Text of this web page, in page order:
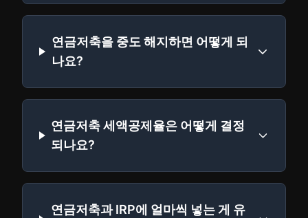
연금저축을 중도 해지하면 어떻게 되
나요?
연금저축 세액공제율은 어떻게 결정
되나요?
연금저축과 IRP에 얼마씩 넣는 게 유